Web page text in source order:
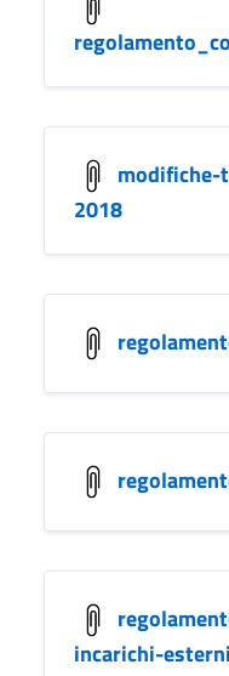
2018
incarichi-esterni